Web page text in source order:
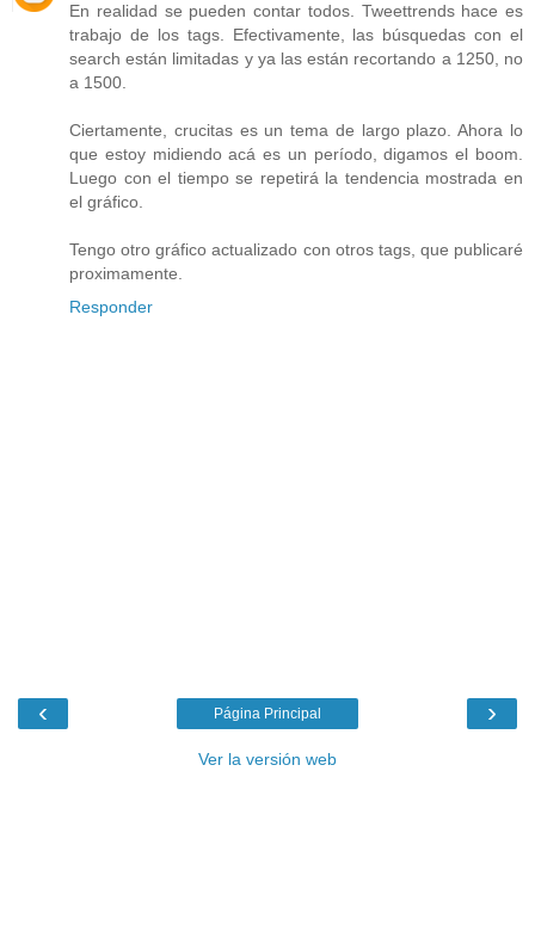
En realidad se pueden contar todos. Tweettrends hace es
trabajo de los tags. Efectivamente, las búsquedas con el
search están limitadas y ya las están recortando a 1250, no
a 1500.
Ciertamente, crucitas es un tema de largo plazo. Ahora lo
que estoy midiendo acá es un período, digamos el boom.
Luego con el tiempo se repetirá la tendencia mostrada en
el gráfico.
Tengo otro gráfico actualizado con otros tags, que publicaré
proximamente.
Responder
‹ ›
Página Principal
Ver la versión web